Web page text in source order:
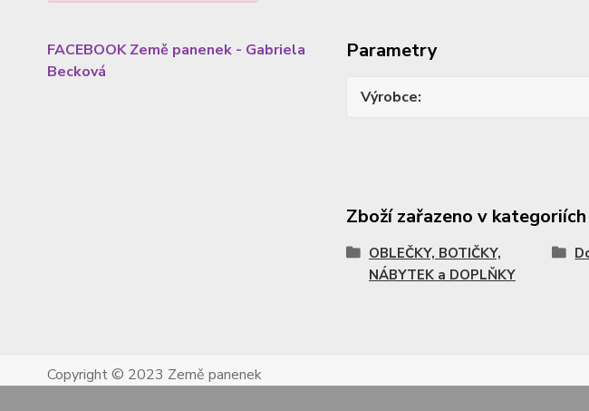
FACEBOOK Země panenek - Gabriela
Becková
Parametry
Výrobce
Zboží zařazeno v kategoriích
OBLEČKY, BOTIČKY,
NÁBYTEK a DOPLŇKY
Copyright © 2023 Země panenek